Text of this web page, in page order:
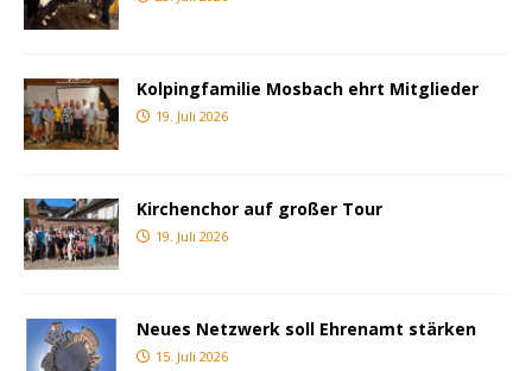
Kolpingfamilie Mosbach ehrt Mitglieder
19. Juli 2026
Kirchenchor auf großer Tour
19. Juli 2026
Neues Netzwerk soll Ehrenamt stärken
15. Juli 2026